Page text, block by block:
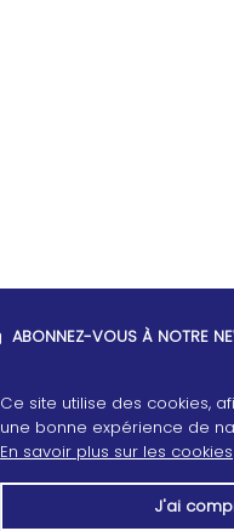
ABONNEZ-VOUS À NOTRE
Ce site utilise des cookies,
une bonne expérience de
En savoir plus sur les cookies
J'ai